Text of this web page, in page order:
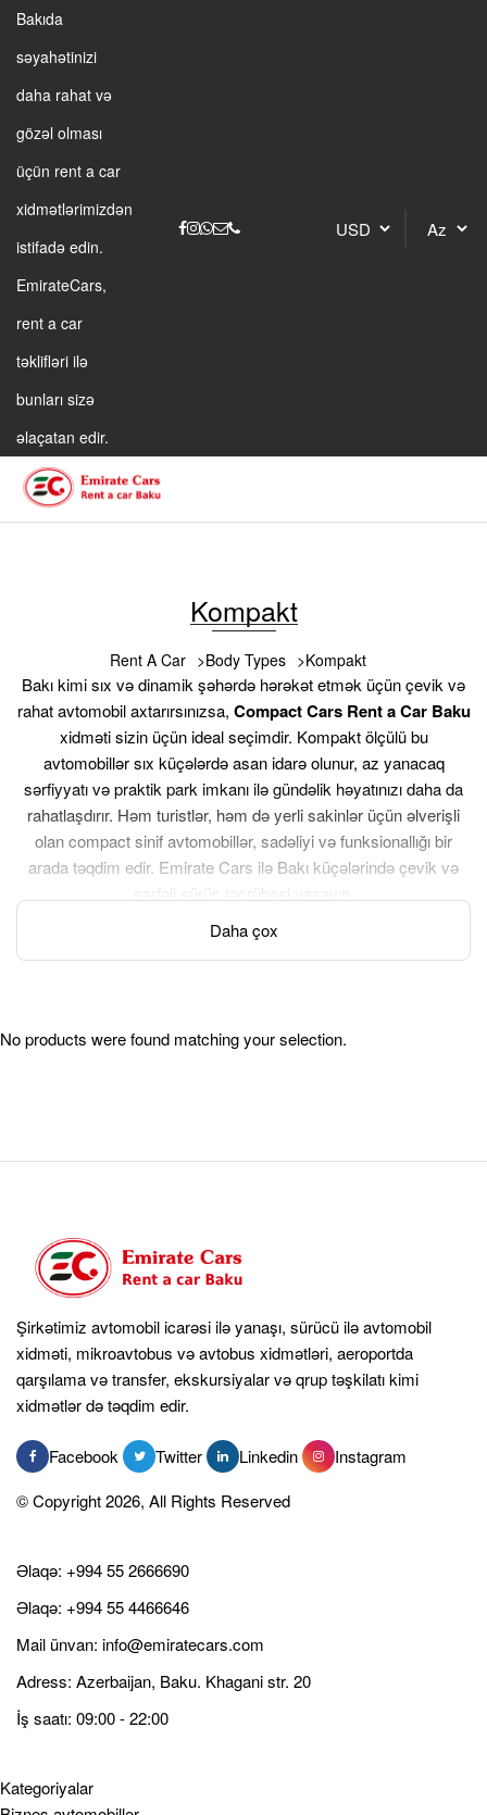
Bakıda
səyahətinizi
daha rahat və
gözəl olması
üçün rent a car
xidmətlərimizdən
istifadə edin.
EmirateCars,
rent a car
təklifləri ilə
bunları sizə
əlaçatan edir.
Kompakt
Rent A Car Body Types Kompakt
Bakı kimi sıx və dinamik şəhərdə hərəkət etmək üçün çevik və
rahat avtomobil axtarırsınızsa, Compact Cars Rent a Car Baku
xidməti sizin üçün ideal seçimdir. Kompakt ölçülü bu
avtomobillər sıx küçələrdə asan idarə olunur, az yanacaq
sərfiyyatı və praktik park imkanı ilə gündəlik həyatınızı daha da
rahatlaşdırır. Həm turistlər, həm də yerli sakinlər üçün əlverişli
olan compact sinif avtomobillər, sadəliyi və funksionallığı bir
arada təqdim edir. Emirate Cars ilə Bakı küçələrində çevik və
sərfəli sürüş təcrübəsi yaşayın.
Bakı’da Kompakt Avtomobil İcarəsi
Qatın
hərəkət edə, sıx parklama yerlərində belə çətinlik çəkmədən
İşə gedərkən, alış-verişə çıxarkən və ya qonaq qarşılama kimi
gündəlik ehtiyaclarınızda həm funksionallıq, həm də iqtisadi
üstünlükləri ilə bu avtomobillər vaxtınıza və büdcənizə qənaət
edəcək. Üstəlik, minimal dizaynla maksimum fayda təqdim
edən bu ban növü, sadə və praktik sürücülük təcrübəsi
axtaranlar üçün ən düzgün seçimdir.
Daha çox
No products were found matching your selection.
Şirkətimiz avtomobil icarəsi ilə yanaşı, sürücü ilə avtomobil
xidməti, mikroavtobus və avtobus xidmətləri, aeroportda
qarşılama və transfer, ekskursiyalar və qrup təşkilatı kimi
xidmətlər də təqdim edir.
Facebook Twitter Linkedin
Instagram
© Copyright 2026, All Rights Reserved
Əlaqə: +994 55 2666690
Əlaqə: +994 55 4466646
Mail ünvan: info@emiratecars.com
Adress: Azerbaijan, Baku. Khagani str. 20
İş saatı: 09:00 - 22:00
Kategoriyalar